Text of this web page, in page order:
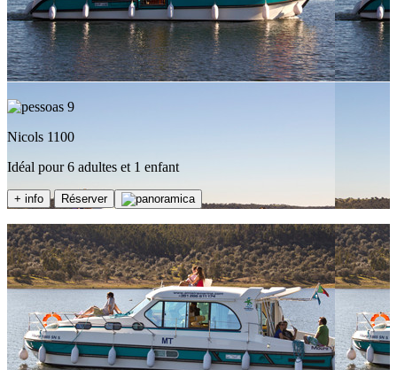
9
Nicols 1100
Idéal pour 6 adultes et 1 enfant
+ info Réserver